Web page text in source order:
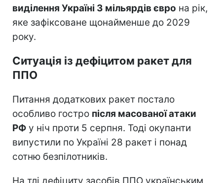
виділення Україні 3 мільярдів євро на рік,
яке зафіксоване щонайменше до 2029
року.
Ситуація із дефіцитом ракет для
ППО
Питання додаткових ракет постало
особливо гостро після масованої атаки
РФ у ніч проти 5 серпня. Тоді окупанти
випустили по Україні 28 ракет і понад
сотню безпілотників.
На тлі дефіциту засобів ППО українським